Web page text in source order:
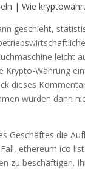
| Wie
geschieht,
leicht
Krypto-Währung
dieses
würden dann
Geschäftes die
ethereum ico
zu beschäftigen.